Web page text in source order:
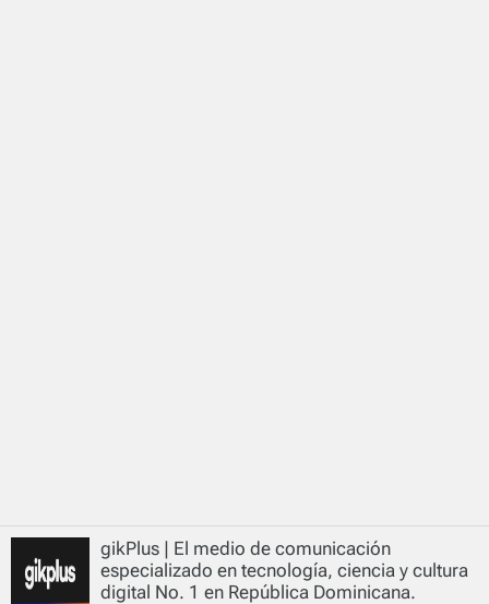
gikPlus | El medio de comunicación
especializado en tecnología, ciencia y cultura
digital No. 1 en República Dominicana.